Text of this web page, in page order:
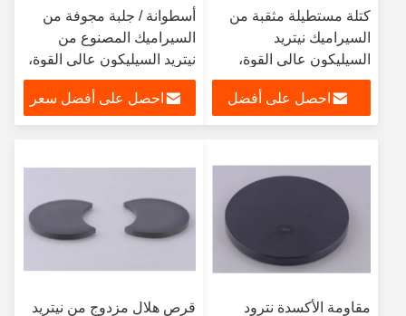
كتلة مستطيلة مثقبة من
السيراميك نيتريد
السيليكون عالي القوة،
رمادية سوداء
احصل على أفضل
أسطوانة / جلبة مجوفة من
السيراميك المصنوع من
نيتريد السيليكون عالي القوة،
رمادي داكن
احصل على أفضل سعر
مقاومة الأكسدة نترود
قرص هلال مزدوج من نيتريد